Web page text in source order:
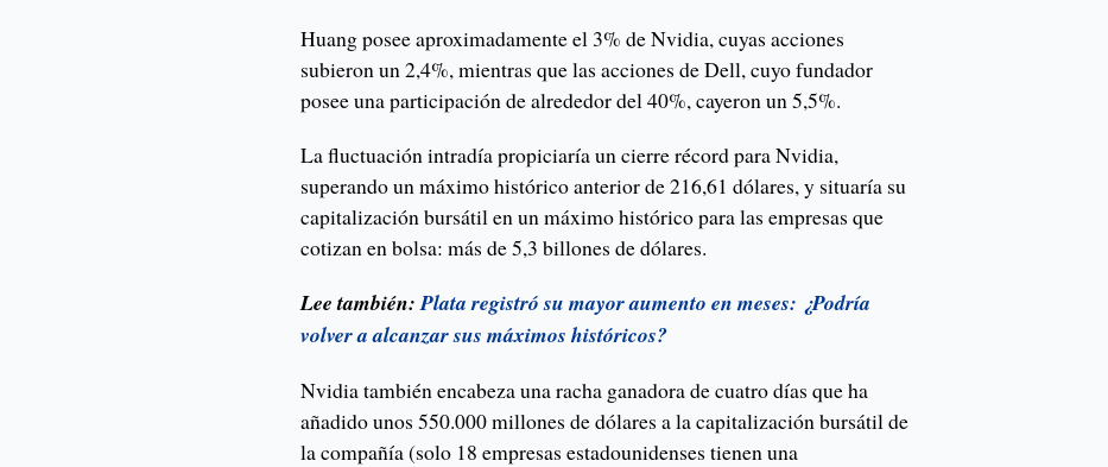
Huang posee aproximadamente el 3% de Nvidia, cuyas acciones
subieron un 2,4%, mientras que las acciones de Dell, cuyo fundador
posee una participación de alrededor del 40%, cayeron un 5,5%.
La fluctuación intradía propiciaría un cierre récord para Nvidia,
superando un máximo histórico anterior de 216,61 dólares, y situaría su
capitalización bursátil en un máximo histórico para las empresas que
cotizan en bolsa: más de 5,3 billones de dólares.
Lee también:Plata registró su mayor aumento en meses: ¿Podría
volver a alcanzar sus máximos históricos?
Nvidia también encabeza una racha ganadora de cuatro días que ha
añadido unos 550.000 millones de dólares a la capitalización bursátil de
la compañía (solo 18 empresas estadounidenses tienen una